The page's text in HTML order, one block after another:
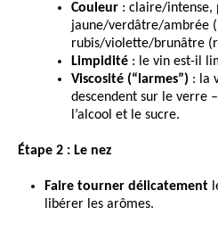
Couleur : claire/intense,
jaune/verdâtre/ambrée
rubis/violette/brunâtre
Limpidité : le vin est-il
Viscosité (“larmes”) : la
descendent sur le verre
l’alcool et le sucre.
Étape 2 : Le nez
Faire tourner délicatement
libérer les arômes.